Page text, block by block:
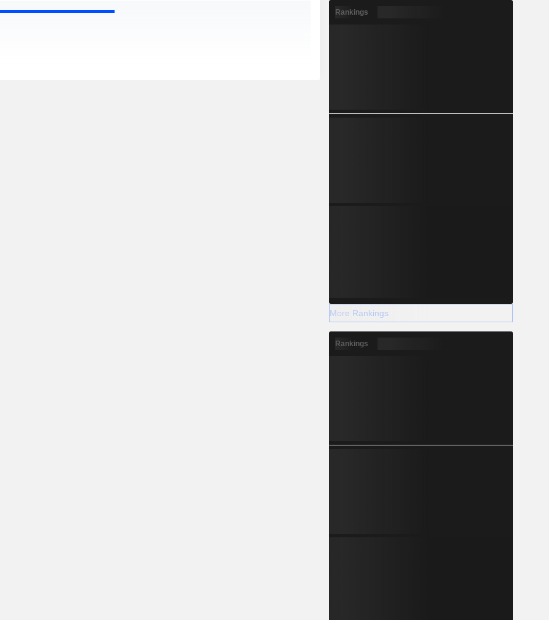
Rankings
More Rankings
Rankings